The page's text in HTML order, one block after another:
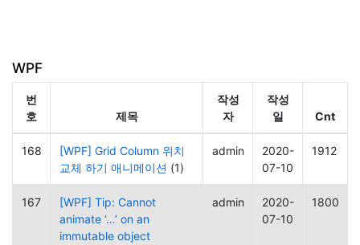
WPF
번
호
제목
작성
자
작성
일
Cnt
168
[WPF] Grid Column 위치
교체 하기 애니메이션 (1)
admin
2020-
07-10
1912
167
[WPF] Tip: Cannot
animate ‘…’ on an
immutable object
admin
2020-
07-10
1800